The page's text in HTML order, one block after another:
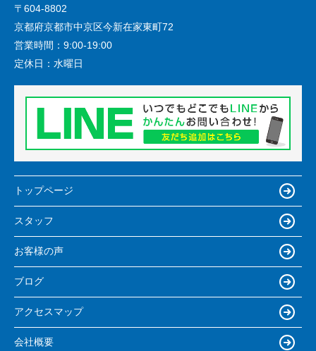
〒604-8802
京都府京都市中京区今新在家東町72
営業時間： 9:00-19:00
定休日： 水曜日
トップページ
スタッフ
お客様の声
ブログ
アクセスマップ
会社概要